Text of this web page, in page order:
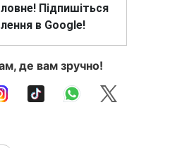
Підпишіться
в Google!
де вам зручно!